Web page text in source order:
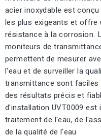
acier inoxydable est
les plus exigeants et offre
résistance à la corrosion.
moniteurs de
permettent de mesurer
l'eau et de surveiller la
transmittance sont
des résultats précis et
d'installation UVT0009 est
traitement de l'eau, de
de la qualité de l'eau